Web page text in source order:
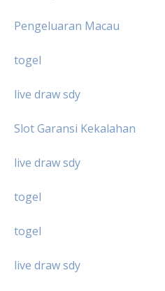
Pengeluaran Macau
togel
live draw sdy
Slot Garansi Kekalahan
live draw sdy
togel
togel
live draw sdy